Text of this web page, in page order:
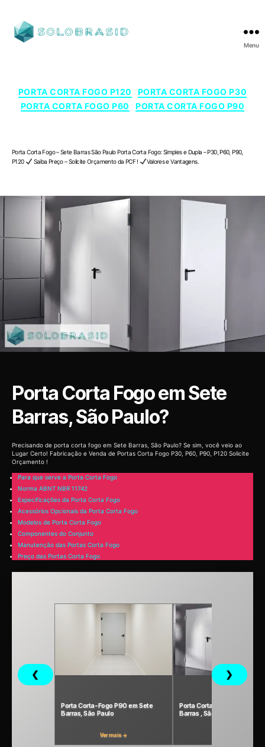
Menu
PORTA CORTA FOGO P120
PORTA CORTA FOGO P30
PORTA CORTA FOGO P60
PORTA CORTA FOGO P90
Porta Corta Fogo – Sete Barras São Paulo Porta Corta Fogo: Simples e Dupla – P30, P60, P90,
P120
Saiba Preço – Solicite Orçamento da PCF ! Valores e Vantagens.
Porta Corta Fogo em Sete
Barras, São Paulo?
Precisando de porta corta fogo em Sete Barras, São Paulo? Se sim, você veio ao
Lugar Certo! Fabricação e Venda de Portas Corta Fogo P30, P60, P90, P120 Solicite
Orçamento !
Para que serve a Porta Corta Fogo
Norma ABNT NBR 11742
Especificações da Porta Corta Fogo
Acessórios Opcionais da Porta Corta Fogo
Modelos de Porta Corta Fogo
Componentes do Conjunto
Manutenção das Portas Corta Fogo
Preço das Portas Corta Fogo
❮
Porta Corta-Fogo P90 em Sete
Barras, São Paulo
Ver mais →
Porta Corta Fogo P120 em
Barras , São Paulo
❯